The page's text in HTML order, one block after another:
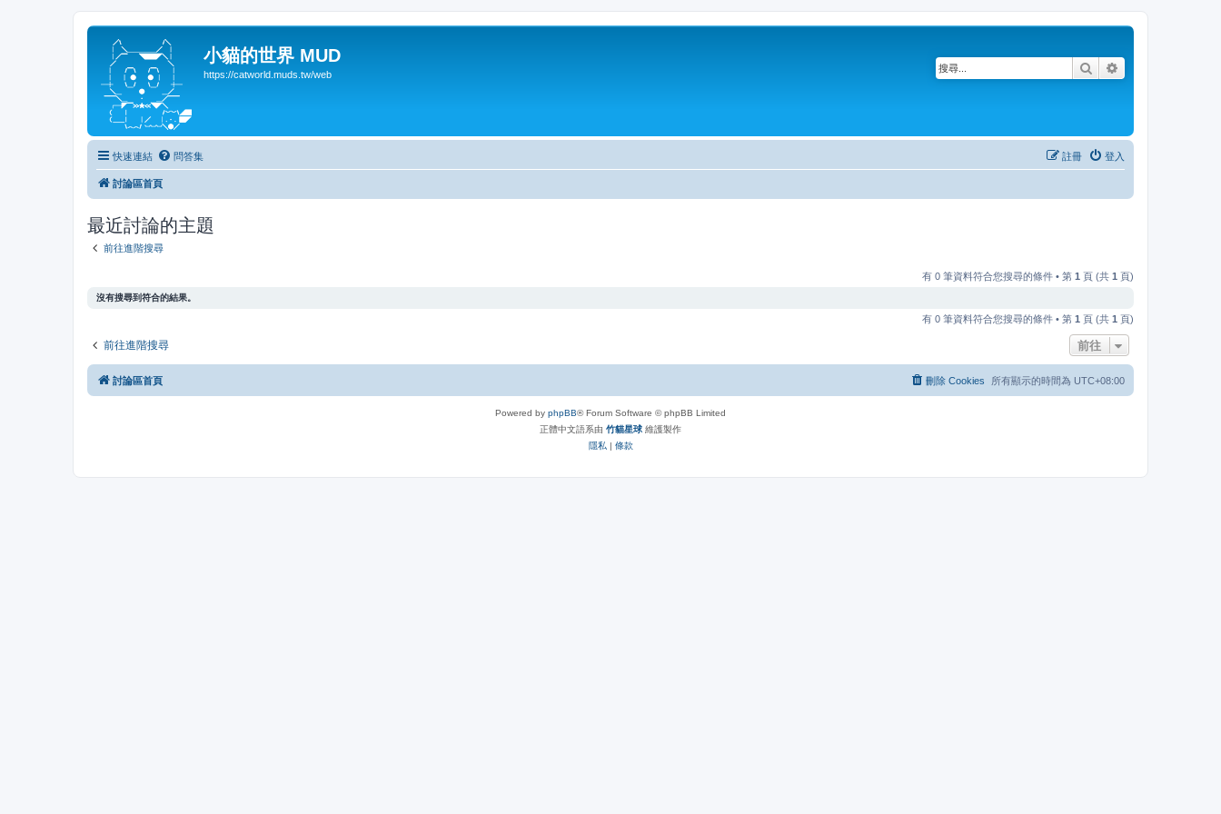
小貓的世界 MUD
https://catworld.muds.tw/web 搜尋
快速連結 問答集 登入
註冊
討論區首頁
最近討論的主題
前往進階搜尋
有 0 筆資料符合您搜尋的條件 • 第 1 頁 (共 1 頁)
沒有搜尋到符合的結果。
有 0 筆資料符合您搜尋的條件 • 第 1 頁 (共 1 頁)
前往進階搜尋 前往
討論區首頁 所有顯示的時間為 UTC+08:00
刪除 Cookies
Powered by phpBB® Forum Software © phpBB Limited
正體中文語系由 竹貓星球 維護製作
隱私 | 條款